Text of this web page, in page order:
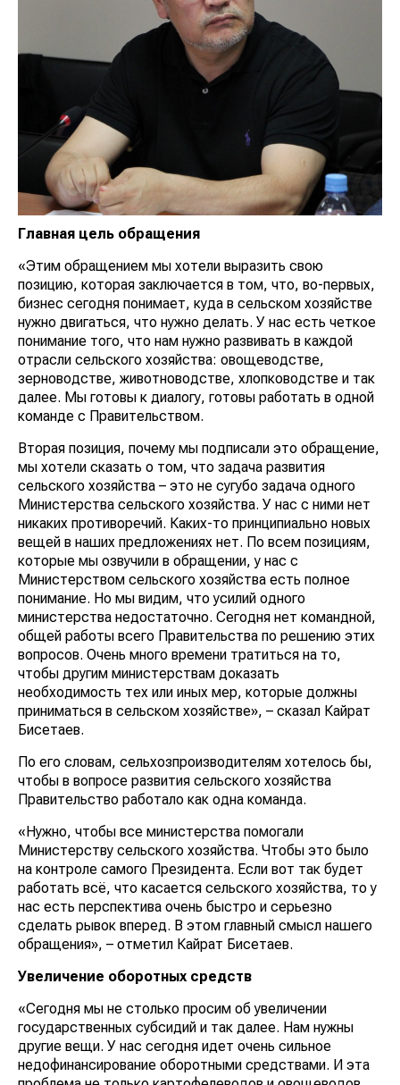
Главная цель обращения
«Этим обращением мы хотели выразить свою
позицию, которая заключается в том, что, во-первых,
бизнес сегодня понимает, куда в сельском хозяйстве
нужно двигаться, что нужно делать. У нас есть четкое
понимание того, что нам нужно развивать в каждой
отрасли сельского хозяйства: овощеводстве,
зерноводстве, животноводстве, хлопководстве и так
далее. Мы готовы к диалогу, готовы работать в одной
команде с Правительством.
Вторая позиция, почему мы подписали это обращение,
мы хотели сказать о том, что задача развития
сельского хозяйства – это не сугубо задача одного
Министерства сельского хозяйства. У нас с ними нет
никаких противоречий. Каких-то принципиально новых
вещей в наших предложениях нет. По всем позициям,
которые мы озвучили в обращении, у нас с
Министерством сельского хозяйства есть полное
понимание. Но мы видим, что усилий одного
министерства недостаточно. Сегодня нет командной,
общей работы всего Правительства по решению этих
вопросов. Очень много времени тратиться на то,
чтобы другим министерствам доказать
необходимость тех или иных мер, которые должны
приниматься в сельском хозяйстве», – сказал Кайрат
Бисетаев.
По его словам, сельхозпроизводителям хотелось бы,
чтобы в вопросе развития сельского хозяйства
Правительство работало как одна команда.
«Нужно, чтобы все министерства помогали
Министерству сельского хозяйства. Чтобы это было
на контроле самого Президента. Если вот так будет
работать всё, что касается сельского хозяйства, то у
нас есть перспектива очень быстро и серьезно
сделать рывок вперед. В этом главный смысл нашего
обращения», – отметил Кайрат Бисетаев.
Увеличение оборотных средств
«Сегодня мы не столько просим об увеличении
государственных субсидий и так далее. Нам нужны
другие вещи. У нас сегодня идет очень сильное
недофинансирование оборотными средствами. И эта